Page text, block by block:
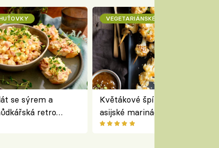
se sýrem a
retro
VEGETARIÁNSKÉ
Květákové špízy se sezamem
asijské marinádě –
chuťovka z grilu